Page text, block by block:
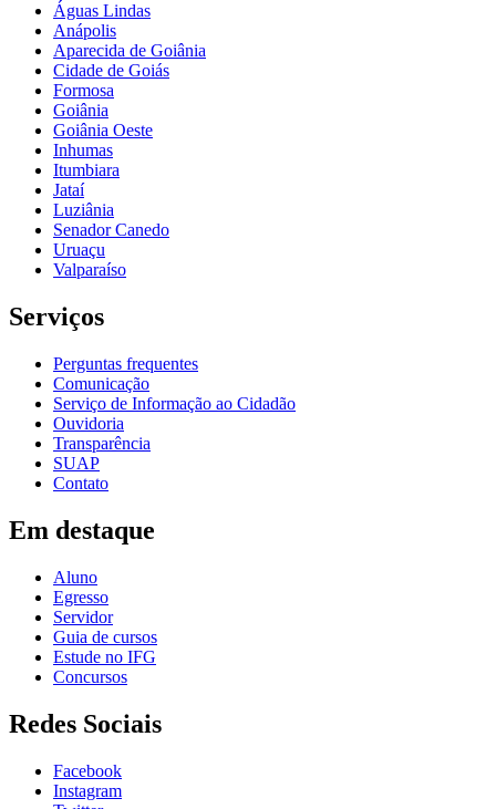
Águas Lindas
Anápolis
Aparecida de Goiânia
Cidade de Goiás
Formosa
Goiânia
Goiânia Oeste
Inhumas
Itumbiara
Jataí
Luziânia
Senador Canedo
Uruaçu
Valparaíso
Serviços
Perguntas frequentes
Comunicação
Serviço de Informação ao Cidadão
Ouvidoria
Transparência
SUAP
Contato
Em destaque
Aluno
Egresso
Servidor
Guia de cursos
Estude no IFG
Concursos
Redes Sociais
Facebook
Instagram